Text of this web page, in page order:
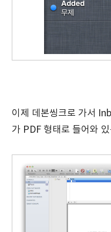
이제 데본씽크로 가서
가 PDF 형태로 들어와